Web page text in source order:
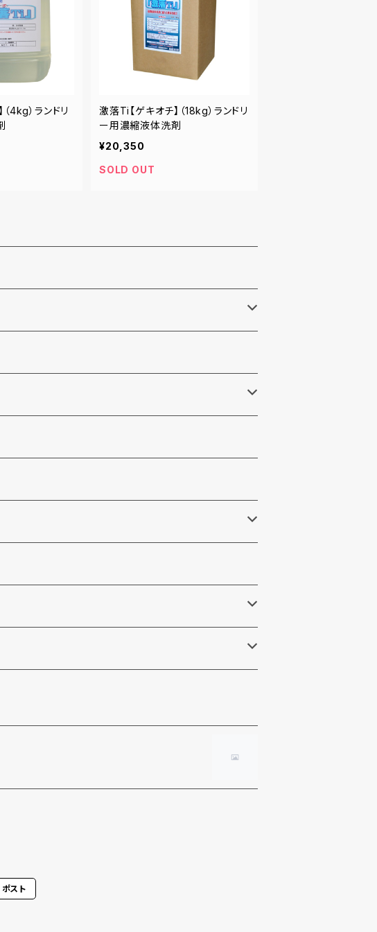
4kg）ランドリ
激落Ti【ゲキオチ】（18kg）ランドリ
ー用濃縮液体洗剤
¥20,350
SOLD OUT
ポスト